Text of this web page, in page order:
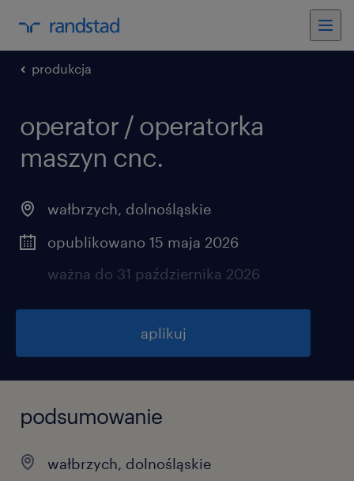
produkcja
operator / operatorka
maszyn cnc.
wałbrzych, dolnośląskie
opublikowano 15 maja 2026
ważna do 31 października 2026
aplikuj
podsumowanie
wałbrzych, dolnośląskie